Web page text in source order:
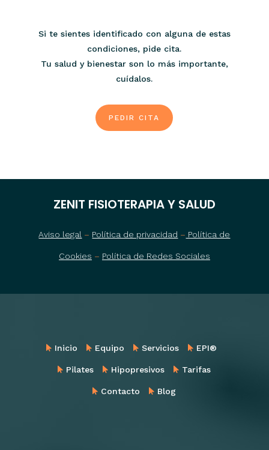
Si te sientes identificado con alguna de estas
condiciones, pide cita.
Tu salud y bienestar son lo más importante,
cuídalos.
PEDIR CITA
ZENIT FISIOTERAPIA Y SALUD
Aviso legal – Política de privacidad – Política de
Cookies – Política de Redes Sociales
Inicio Equipo Servicios EPI®
Pilates Hipopresivos Tarifas
Contacto Blog